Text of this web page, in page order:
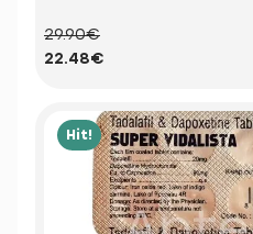
29.90€
22.48€
Hit!